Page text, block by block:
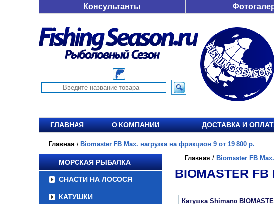
Консультанты
ГЛАВНАЯ О КОМПАНИИ ДОСТАВКА И
Главная / Biomaster FB Max. нагрузка на фрикцион 9 от 19 800 р.
МОРСКАЯ РЫБАЛКА
СНАСТИ НА ЛОСОСЯ
КАТУШКИ
Главная / Biomaster FB
BIOMASTER
Катушка Shimano